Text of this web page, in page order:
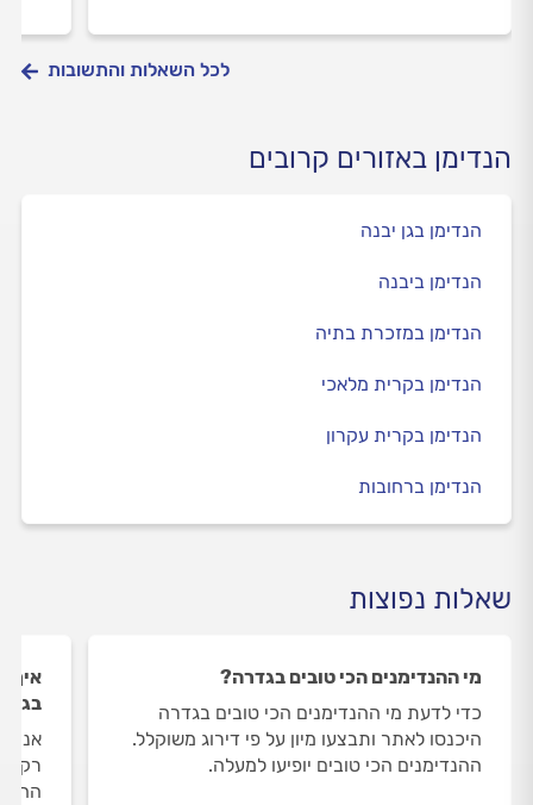
לכל השאלות והתשובות
הנדימן באזורים קרובים
הנדימן בגן יבנה
הנדימן ביבנה
הנדימן במזכרת בתיה
הנדימן בקרית מלאכי
הנדימן בקרית עקרון
הנדימן ברחובות
שאלות נפוצות
מי ההנדימנים הכי טובים בגדרה?
כדי לדעת מי ההנדימנים הכי טובים בגדרה
היכנסו לאתר ותבצעו מיון על פי דירוג משוקלל.
ההנדימנים הכי טובים יופיעו למעלה.
איך
רק